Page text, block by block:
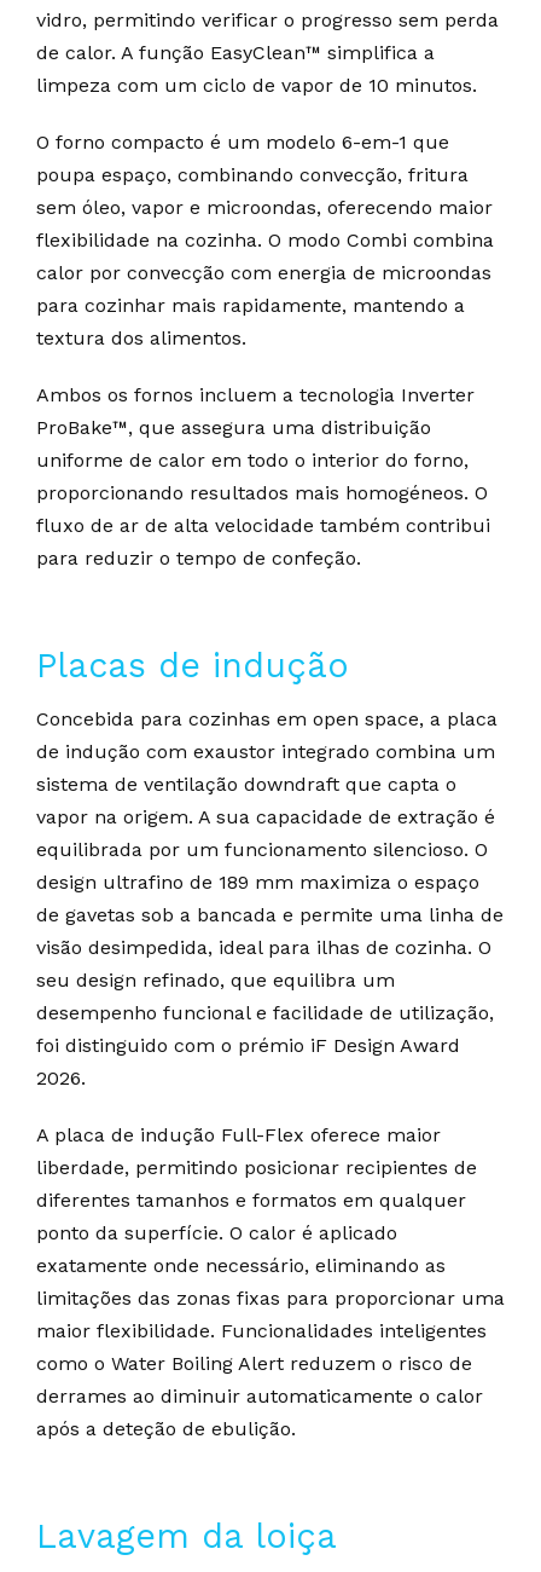
vidro, permitindo verificar o progresso sem perda
de calor. A função EasyClean™ simplifica a
limpeza com um ciclo de vapor de 10 minutos.
O forno compacto é um modelo 6-em-1 que
poupa espaço, combinando convecção, fritura
sem óleo, vapor e microondas, oferecendo maior
flexibilidade na cozinha. O modo Combi combina
calor por convecção com energia de microondas
para cozinhar mais rapidamente, mantendo a
textura dos alimentos.
Ambos os fornos incluem a tecnologia Inverter
ProBake™, que assegura uma distribuição
uniforme de calor em todo o interior do forno,
proporcionando resultados mais homogéneos. O
fluxo de ar de alta velocidade também contribui
para reduzir o tempo de confeção.
Placas de indução
Concebida para cozinhas em open space, a placa
de indução com exaustor integrado combina um
sistema de ventilação downdraft que capta o
vapor na origem. A sua capacidade de extração é
equilibrada por um funcionamento silencioso. O
design ultrafino de 189 mm maximiza o espaço
de gavetas sob a bancada e permite uma linha de
visão desimpedida, ideal para ilhas de cozinha. O
seu design refinado, que equilibra um
desempenho funcional e facilidade de utilização,
foi distinguido com o prémio iF Design Award
2026.
A placa de indução Full-Flex oferece maior
liberdade, permitindo posicionar recipientes de
diferentes tamanhos e formatos em qualquer
ponto da superfície. O calor é aplicado
exatamente onde necessário, eliminando as
limitações das zonas fixas para proporcionar uma
maior flexibilidade. Funcionalidades inteligentes
como o Water Boiling Alert reduzem o risco de
derrames ao diminuir automaticamente o calor
após a deteção de ebulição.
Lavagem da loiça